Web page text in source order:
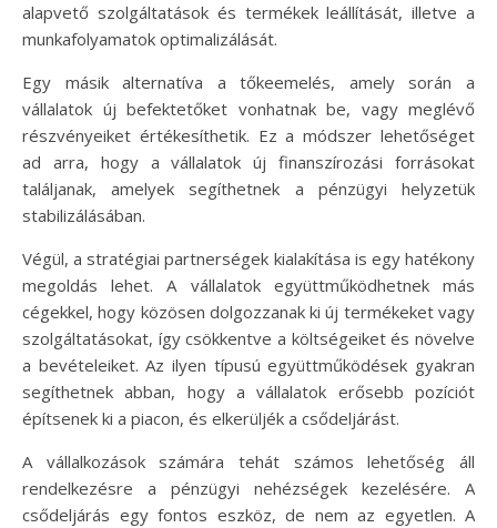
alapvető szolgáltatások és termékek leállítását, illetve a
munkafolyamatok optimalizálását.
Egy másik alternatíva a tőkeemelés, amely során a
vállalatok új befektetőket vonhatnak be, vagy meglévő
részvényeiket értékesíthetik. Ez a módszer lehetőséget
ad arra, hogy a vállalatok új finanszírozási forrásokat
találjanak, amelyek segíthetnek a pénzügyi helyzetük
stabilizálásában.
Végül, a stratégiai partnerségek kialakítása is egy hatékony
megoldás lehet. A vállalatok együttműködhetnek más
cégekkel, hogy közösen dolgozzanak ki új termékeket vagy
szolgáltatásokat, így csökkentve a költségeiket és növelve
a bevételeiket. Az ilyen típusú együttműködések gyakran
segíthetnek abban, hogy a vállalatok erősebb pozíciót
építsenek ki a piacon, és elkerüljék a csődeljárást.
A vállalkozások számára tehát számos lehetőség áll
rendelkezésre a pénzügyi nehézségek kezelésére. A
csődeljárás egy fontos eszköz, de nem az egyetlen. A